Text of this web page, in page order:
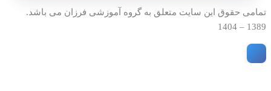
تمامی حقوق این سایت متعلق به گروه آموزشی فرزان می باشد.
1389 – 1404